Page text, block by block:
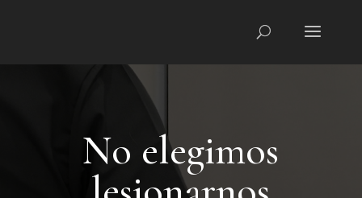
No elegimos